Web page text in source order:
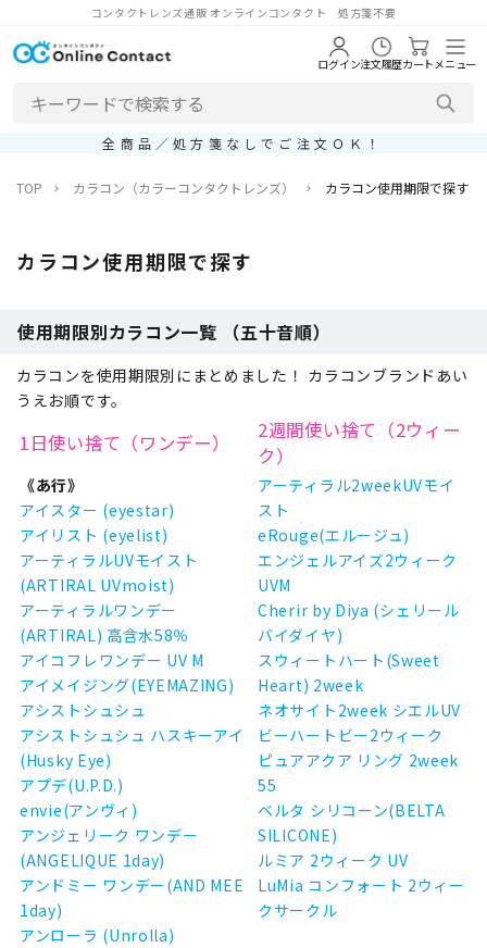
コンタクトレンズ通販 オンラインコンタクト 処方箋不要
ログイン注文履歴カートメニュー
全商品／処方箋なしでご注文ＯＫ！
TOP カラコン（カラーコンタクトレンズ） カラコン使用期限で探す
カラコン使用期限で探す
使用期限別カラコン一覧 （五十音順）
カラコンを使用期限別にまとめました！ カラコンブランドあい
うえお順です。
1日使い捨て（ワンデー）
2週間使い捨て（2ウィー
ク）
《あ行》
アイスター (eyestar)
アイリスト (eyelist)
アーティラルUVモイスト
(ARTIRAL UVmoist)
アーティラルワンデー
(ARTIRAL) 高含水58％
アイコフレワンデー UV M
アイメイジング(EYEMAZING)
アシストシュシュ
アシストシュシュ ハスキーアイ
(Husky Eye)
アプデ(U.P.D.)
envie(アンヴィ)
アンジェリーク ワンデー
(ANGELIQUE 1day)
アンドミー ワンデー(AND MEE
1day)
アンローラ (Unrolla)
アーティラル2weekUVモイ
スト
eRouge(エルージュ)
エンジェルアイズ2ウィーク
UVM
Cherir by Diya (シェリール
バイダイヤ)
スウィートハート(Sweet
Heart) 2week
ネオサイト2week シエルUV
ビーハートビー2ウィーク
ピュアアクア リング 2week
55
ベルタ シリコーン(BELTA
SILICONE)
ルミア 2ウィーク UV
LuMia コンフォート 2ウィー
クサークル